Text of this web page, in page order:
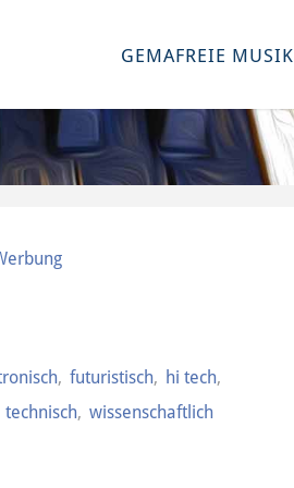
GEMAFREIE MUSIK
, futuristisch, hi tech,
technisch, wissenschaftlich